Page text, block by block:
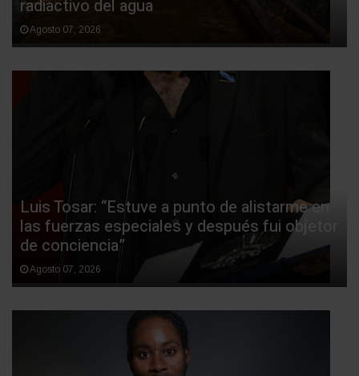
radiactivo del agua
Agosto 07, 2026
Luis Tosar: “Estuve a punto de alistarme en
las fuerzas especiales y después fui objetor
de conciencia”
Agosto 07, 2026